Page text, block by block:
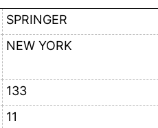
SPRINGER
NEW YORK
133
11